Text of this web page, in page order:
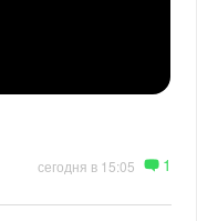
сегодня в 15:05 1